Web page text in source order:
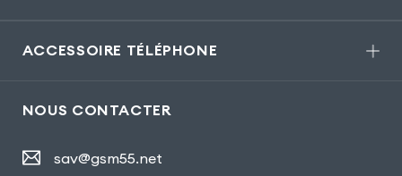
ACCESSOIRE TÉLÉPHONE
NOUS CONTACTER
sav@gsm55.net